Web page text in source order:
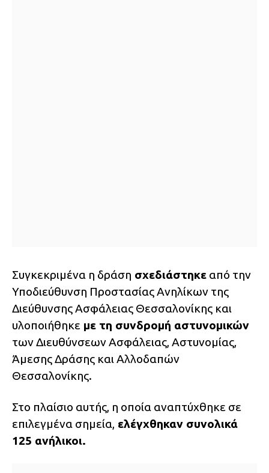
Συγκεκριμένα η δράση σχεδιάστηκε από την
Υποδιεύθυνση Προστασίας Ανηλίκων της
Διεύθυνσης Ασφάλειας Θεσσαλονίκης και
υλοποιήθηκε με τη συνδρομή αστυνομικών
των Διευθύνσεων Ασφάλειας, Αστυνομίας,
Άμεσης Δράσης και Αλλοδαπών
Θεσσαλονίκης.
Στο πλαίσιο αυτής, η οποία αναπτύχθηκε σε
επιλεγμένα σημεία, ελέγχθηκαν συνολικά
125 ανήλικοι.